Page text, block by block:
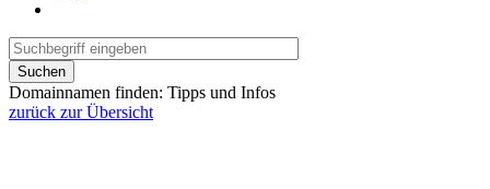
Suchen
Domainnamen finden: Tipps und Infos
zurück zur Übersicht